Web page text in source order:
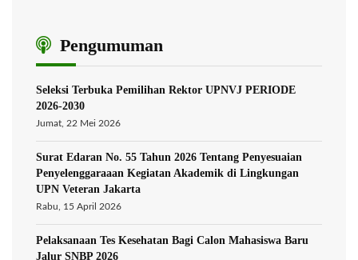
Pengumuman
Seleksi Terbuka Pemilihan Rektor UPNVJ PERIODE
2026-2030
Jumat, 22 Mei 2026
Surat Edaran No. 55 Tahun 2026 Tentang Penyesuaian
Penyelenggaraaan Kegiatan Akademik di Lingkungan
UPN Veteran Jakarta
Rabu, 15 April 2026
Pelaksanaan Tes Kesehatan Bagi Calon Mahasiswa Baru
Jalur SNBP 2026